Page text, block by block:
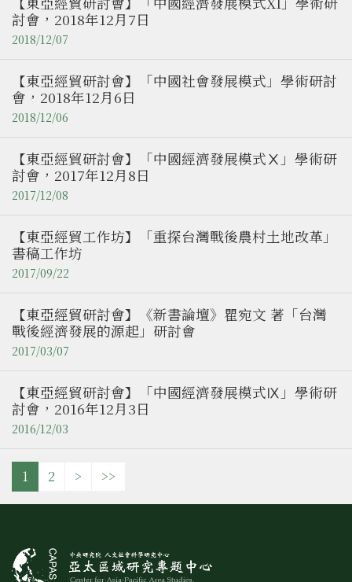
討會，2018年12月7日
2018/12/07
【東亞經貿研討會】「中國社會發展模式」學術研討
會，2018年12月6日
2018/12/06
【東亞經貿研討會】「中國經濟發展模式Ⅹ」學術研
討會，2017年12月8日
2017/12/08
【東亞經貿工作坊】「重探台灣戰後農村土地改革」
書稿工作坊
2017/09/22
【東亞經貿研討會】《新書論壇》瞿宛文 著「台灣
戰後經濟發展的源起」研討會
2017/03/07
【東亞經貿研討會】「中國經濟發展模式Ⅸ」學術研
討會，2016年12月3日
2016/12/03
1 2 > >>